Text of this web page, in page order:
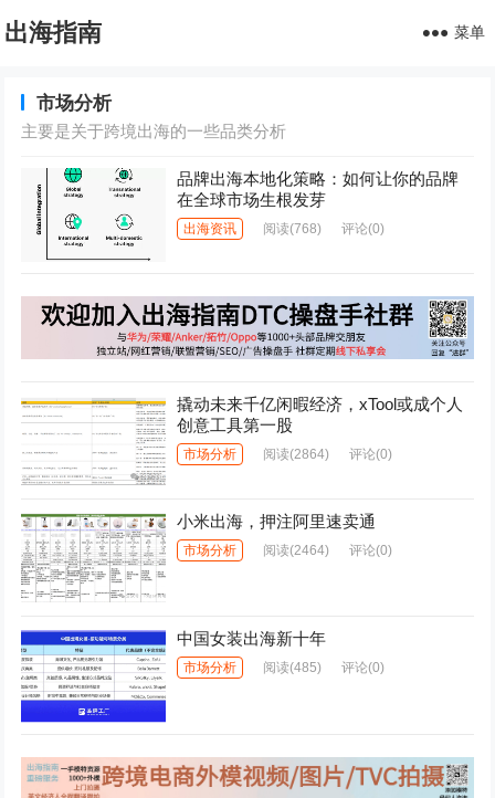
出海指南 菜单
市场分析
主要是关于跨境出海的一些品类分析
品牌出海本地化策略：如何让你的品牌
在全球市场生根发芽
出海资讯 阅读(768) 评论(0)
撬动未来千亿闲暇经济，xTool或成个人
创意工具第一股
市场分析 阅读(2864) 评论(0)
小米出海，押注阿里速卖通
市场分析 阅读(2464) 评论(0)
中国女装出海新十年
市场分析 阅读(485) 评论(0)